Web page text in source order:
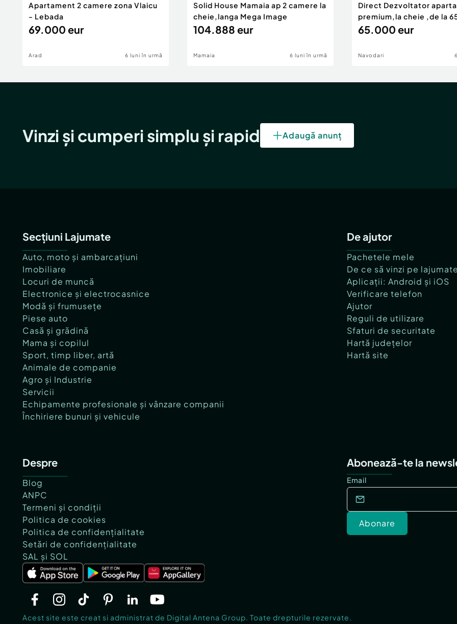
Apartament 2 camere zona Vlaicu
- Lebada
69.000 eur
Arad 6 luni în urmă
Solid House Mamaia ap 2 camere la
cheie,langa Mega Image
104.888 eur
Mamaia 6 luni în urmă
Direct Dezvoltator
premium,la cheie ,de la
eur
65.000 eur
Navodari
Vinzi și cumperi simplu și rapid Adaugă anunț
Secțiuni Lajumate
Auto, moto și ambarcațiuni
Imobiliare
Locuri de muncă
Electronice și electrocasnice
Modă și frumusețe
Piese auto
Casă și grădină
Mama și copilul
Sport, timp liber, artă
Animale de companie
Agro și Industrie
Servicii
Echipamente profesionale și vânzare companii
Închiriere bunuri și vehicule
De ajutor
Pachetele mele
De ce să vinzi pe
Aplicații: Android și iOS
Verificare telefon
Ajutor
Reguli de utilizare
Sfaturi de securitate
Hartă județelor
Hartă site
Despre
Blog
ANPC
Termeni și condiții
Politica de cookies
Politica de confidențialitate
Setări de confidențialitate
SAL și SOL
Abonează-te la
Email
Abonare
Acest site este creat si administrat de Digital Antena Group. Toate drepturile rezervate.